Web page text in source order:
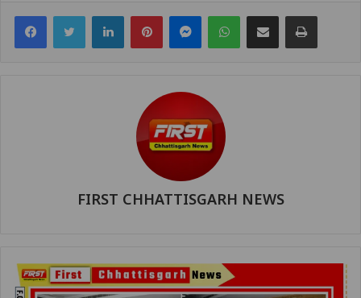
FacebookTwitter LinkedInPinterestMessengerWhatsAppShare via Email Print
FIRST CHHATTISGARH NEWS